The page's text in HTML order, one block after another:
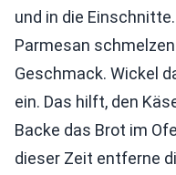
und in die
Parmesan
Geschmack. Wickel
ein. Das hilft, den
Backe das Brot im
dieser Zeit entferne